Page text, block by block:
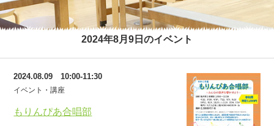
2024年8月9日のイベント
もりんぴあ合唱部
2024.08.09 10:00-11:30
イベント・講座